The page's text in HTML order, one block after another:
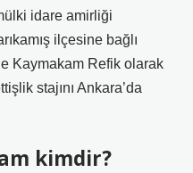
idare amirliği
ilçesine bağlı
Kaymakam Refik olarak
stajını Ankara’da
kimdir?